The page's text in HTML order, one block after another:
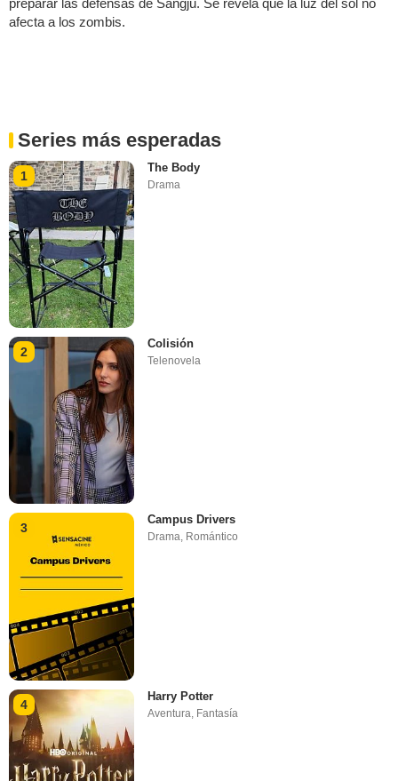
afecta a los zombis.
Series más esperadas
1
The Body
Drama
2
Colisión
Telenovela
3
Campus Drivers
Drama, Romántico
4
Harry Potter
Aventura Fantasía